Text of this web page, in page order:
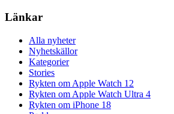
Länkar
Alla nyheter
Nyhetskällor
Kategorier
Stories
Rykten om Apple Watch 12
Rykten om Apple Watch Ultra 4
Rykten om iPhone 18